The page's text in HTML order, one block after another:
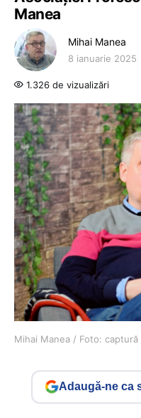
Manea
Mihai Manea
8 ianuarie 2025
1.326 de vizualizări
Mihai Manea / Foto:
Adaugă-ne ca